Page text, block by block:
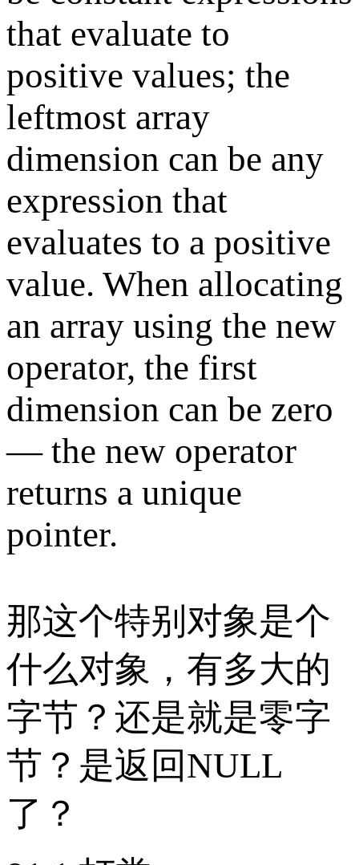
that evaluate to
positive values; the
leftmost array
dimension can be any
expression that
evaluates to a positive
value. When allocating
an array using the new
operator, the first
dimension can be zero
— the new operator
returns a unique
pointer.
那这个特别对象是个
什么对象，有多大的
字节？还是就是零字
节？是返回NULL
了？